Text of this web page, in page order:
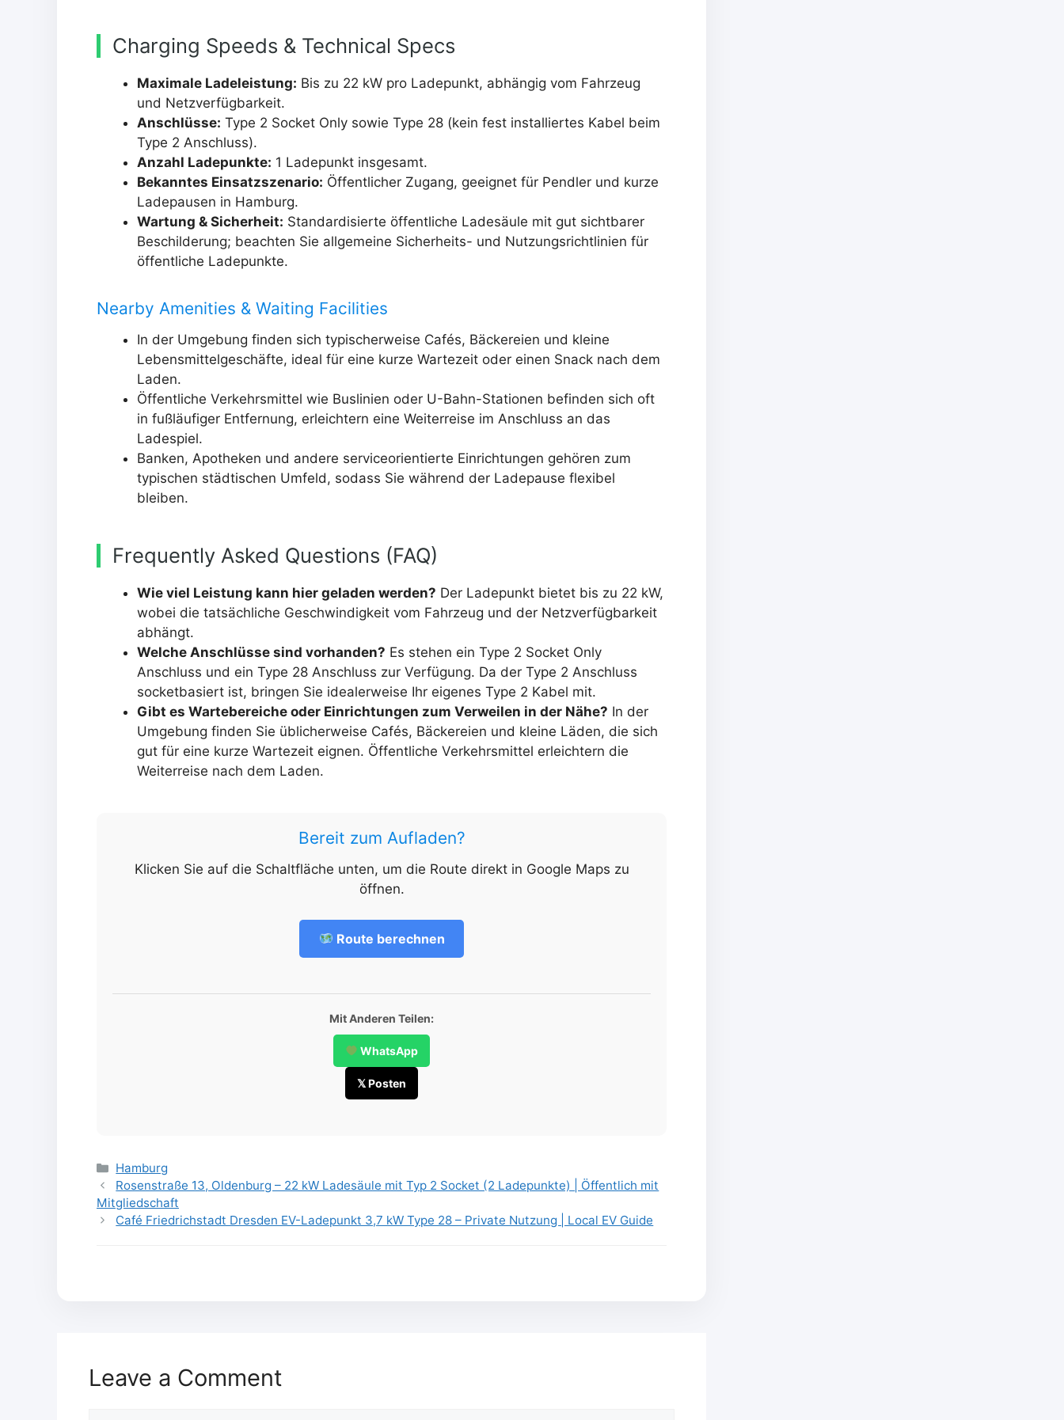
Charging Speeds & Technical Specs
Maximale Ladeleistung: Bis zu 22 kW pro Ladepunkt, abhängig vom Fahrzeug
und Netzverfügbarkeit.
Anschlüsse: Type 2 Socket Only sowie Type 28 (kein fest installiertes Kabel beim
Type 2 Anschluss).
Anzahl Ladepunkte: 1 Ladepunkt insgesamt.
Bekanntes Einsatzszenario: Öffentlicher Zugang, geeignet für Pendler und kurze
Ladepausen in Hamburg.
Wartung & Sicherheit: Standardisierte öffentliche Ladesäule mit gut sichtbarer
Beschilderung; beachten Sie allgemeine Sicherheits- und Nutzungsrichtlinien für
öffentliche Ladepunkte.
Nearby Amenities & Waiting Facilities
In der Umgebung finden sich typischerweise Cafés, Bäckereien und kleine
Lebensmittelgeschäfte, ideal für eine kurze Wartezeit oder einen Snack nach dem
Laden.
Öffentliche Verkehrsmittel wie Buslinien oder U-Bahn-Stationen befinden sich oft
in fußläufiger Entfernung, erleichtern eine Weiterreise im Anschluss an das
Ladespiel.
Banken, Apotheken und andere serviceorientierte Einrichtungen gehören zum
typischen städtischen Umfeld, sodass Sie während der Ladepause flexibel
bleiben.
Frequently Asked Questions (FAQ)
Wie viel Leistung kann hier geladen werden? Der Ladepunkt bietet bis zu 22 kW,
wobei die tatsächliche Geschwindigkeit vom Fahrzeug und der Netzverfügbarkeit
abhängt.
Welche Anschlüsse sind vorhanden? Es stehen ein Type 2 Socket Only
Anschluss und ein Type 28 Anschluss zur Verfügung. Da der Type 2 Anschluss
socketbasiert ist, bringen Sie idealerweise Ihr eigenes Type 2 Kabel mit.
Gibt es Wartebereiche oder Einrichtungen zum Verweilen in der Nähe? In der
Umgebung finden Sie üblicherweise Cafés, Bäckereien und kleine Läden, die sich
gut für eine kurze Wartezeit eignen. Öffentliche Verkehrsmittel erleichtern die
Weiterreise nach dem Laden.
Bereit zum Aufladen?
Klicken Sie auf die Schaltfläche unten, um die Route direkt in Google Maps zu
öffnen.
Route berechnen
Mit Anderen Teilen:
WhatsApp
𝕏 Posten
Categories
Hamburg
Rosenstraße 13, Oldenburg – 22 kW Ladesäule mit Typ 2 Socket (2 Ladepunkte) | Öffentlich mit
Mitgliedschaft
Café Friedrichstadt Dresden EV-Ladepunkt 3,7 kW Type 28 – Private Nutzung | Local EV Guide
Leave a Comment